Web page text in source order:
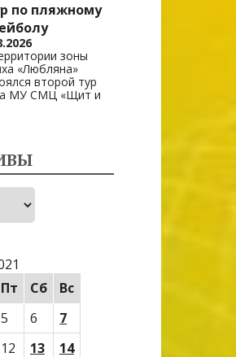
по пляжному
зоны
«Любляна»
второй тур
МУ СМЦ «Щит и
Пт Сб
Вс
5 6
7
12 13
14